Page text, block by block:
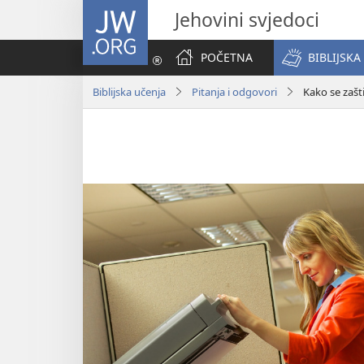
JW.ORG Jehovini svjedoci
POČETNA
BIBLIJSKA
Biblijska učenja Pitanja i odgovori Kako se